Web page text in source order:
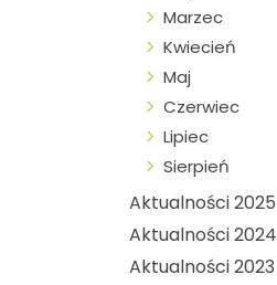
Marzec
Kwiecień
Maj
Czerwiec
Lipiec
Sierpień
Aktualności 2025
Aktualności 2024
Aktualności 2023